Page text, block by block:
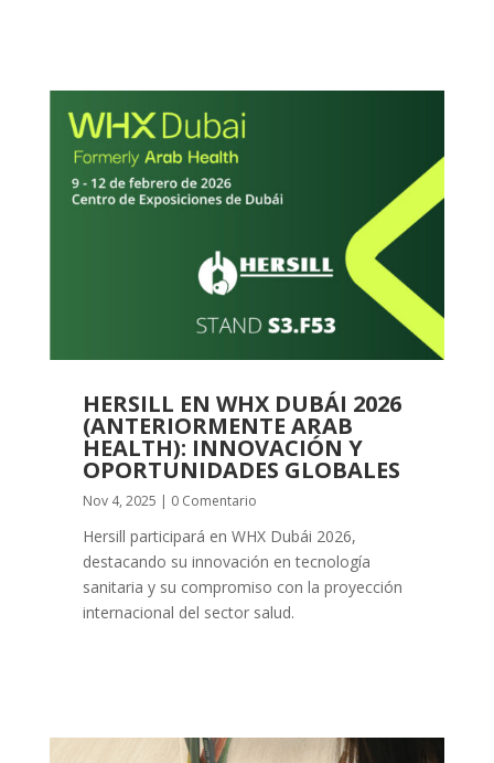
HERSILL EN WHX DUBÁI 2026
(ANTERIORMENTE ARAB
HEALTH): INNOVACIÓN Y
OPORTUNIDADES GLOBALES
Nov 4, 2025 | 0 Comentario
Hersill participará en WHX Dubái 2026,
destacando su innovación en tecnología
sanitaria y su compromiso con la proyección
internacional del sector salud.